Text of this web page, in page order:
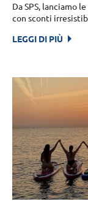
Da SPS, lanciamo
con sconti
LEGGI DI PIÙ